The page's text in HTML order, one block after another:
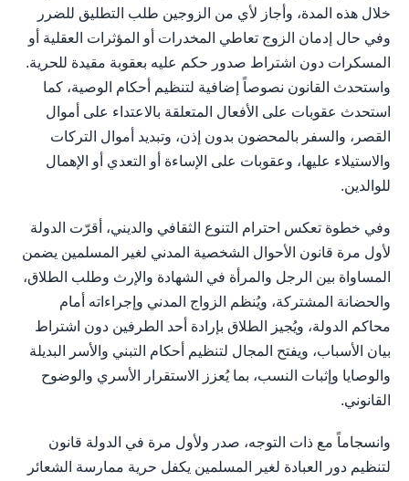
خلال هذه المدة، وأجاز لأي من الزوجين طلب التطليق للضرر
وفي حال إدمان الزوج تعاطي المخدرات أو المؤثرات العقلية أو
المسكرات دون اشتراط صدور حكم عليه بعقوبة مقيدة للحرية.
واستحدث القانون نصوصاً إضافية لتنظيم أحكام الوصية، كما
استحدث عقوبات على الأفعال المتعلقة بالاعتداء على أموال
القصر، والسفر بالمحضون بدون إذن، وتبديد أموال التركات
والاستيلاء عليها، وعقوبات على الإساءة أو التعدي أو الإهمال
للوالدين.
وفي خطوة تعكس احترام التنوع الثقافي والديني، أقرّت الدولة
لأول مرة قانون الأحوال الشخصية المدني لغير المسلمين يضمن
المساواة بين الرجل والمرأة في الشهادة والإرث وطلب الطلاق،
والحضانة المشتركة، ويُنظم الزواج المدني وإجراءاته أمام
محاكم الدولة، ويُجيز الطلاق بإرادة أحد الطرفين دون اشتراط
بيان الأسباب، ويفتح المجال لتنظيم أحكام التبني والأسر البديلة
والوصايا وإثبات النسب، بما يُعزز الاستقرار الأسري والوضوح
القانوني.
وانسجاماً مع ذات التوجه، صدر ولأول مرة في الدولة قانون
لتنظيم دور العبادة لغير المسلمين يكفل حرية ممارسة الشعائر